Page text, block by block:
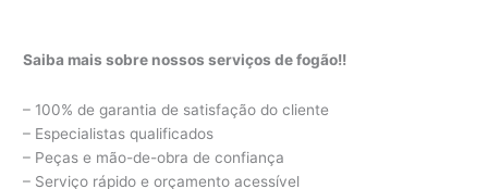
Saiba mais sobre nossos serviços de fogão!!
– 100% de garantia de satisfação do cliente
– Especialistas qualificados
– Peças e mão-de-obra de confiança
– Serviço rápido e orçamento acessível